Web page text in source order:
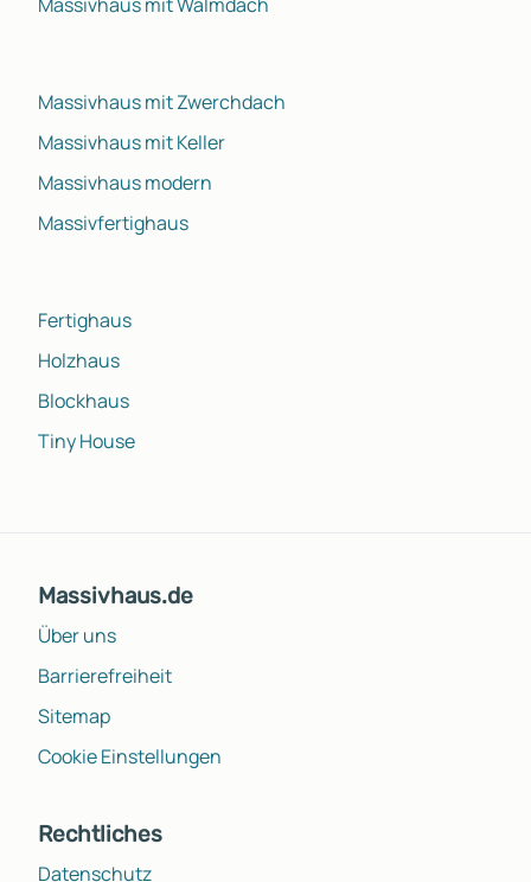
Massivhaus mit Zwerchdach
Massivhaus mit Keller
Massivhaus modern
Massivfertighaus
Fertighaus
Holzhaus
Blockhaus
Tiny House
Massivhaus.de
Über uns
Barrierefreiheit
Sitemap
Cookie Einstellungen
Rechtliches
Datenschutz